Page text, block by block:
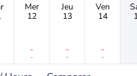
Mer
12
-
-
Jeu
13
-
-
Ven
14
-
-